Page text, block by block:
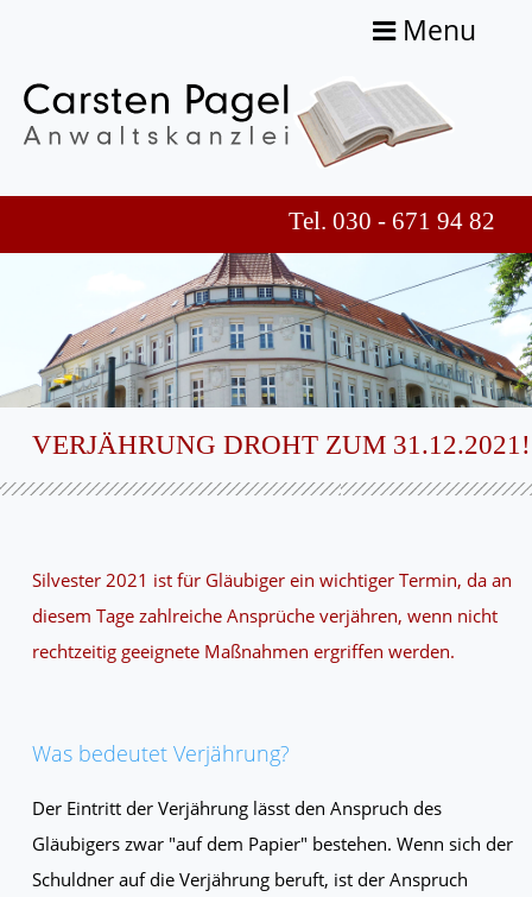
Menu
Tel. 030 - 671 94 82
VERJÄHRUNG DROHT ZUM 31.12.2021!
Silvester 2021 ist für Gläubiger ein wichtiger Termin, da an
diesem Tage zahlreiche Ansprüche verjähren, wenn nicht
rechtzeitig geeignete Maßnahmen ergriffen werden.
Was bedeutet Verjährung?
Der Eintritt der Verjährung lässt den Anspruch des
Gläubigers zwar "auf dem Papier" bestehen. Wenn sich der
Schuldner auf die Verjährung beruft, ist der Anspruch